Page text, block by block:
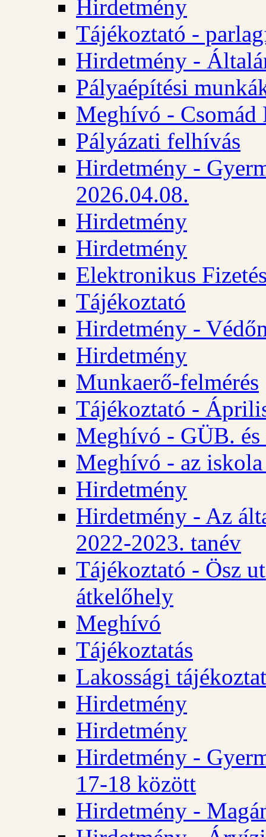
Hirdetmény
Tájékoztató -
Hirdetmény -
Pályaépítési
Meghívó - Csomád
Pályázati felhívás
Hirdetmény -
2026.04.08.
Hirdetmény
Hirdetmény
Elektronikus
Tájékoztató
Hirdetmény -
Hirdetmény
Munkaerő-felmérés
Tájékoztató -
Meghívó - GÜB.
Meghívó - az iskola
Hirdetmény
Hirdetmény - Az
2022-2023. tanév
Tájékoztató - Ösz
átkelőhely
Meghívó
Tájékoztatás
Lakossági
Hirdetmény
Hirdetmény
Hirdetmény -
17-18 között
Hirdetmény -